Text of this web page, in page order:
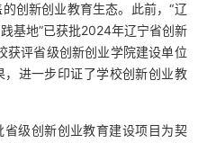
创新创业教育生态。此前，“辽
基地”已获批2024年辽宁省创新
评省级创新创业学院建设单位
进一步印证了学校创新创业教
级创新创业教育建设项目为契